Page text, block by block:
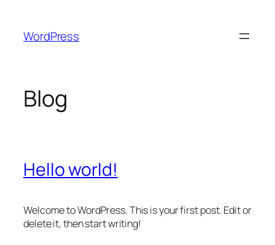
contenu
WordPress
Blog
Hello world!
Welcome to WordPress. This is your first post. Edit or
delete it, then start writing!